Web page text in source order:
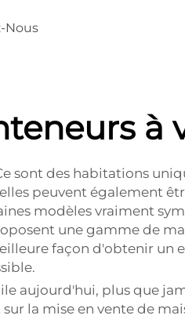
Nous
à
sont des habitations
peuvent également
modèles vraiment
une gamme de
façon d'obtenir
aujourd'hui, plus que
la mise en vente de